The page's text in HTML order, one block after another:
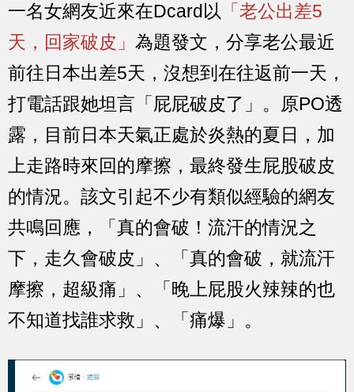
一名女網友近來在Dcard以 「老公出差5
天，回家破皮」 為題發文，分享老公最近
前往日本出差5天，沒想到在往返前一天，
打電話跟她坦言「屁屁破皮了」。原PO透
露，目前日本天氣正處於炎熱的夏日，加
上走路時來回的摩擦，最終發生屁股破皮
的情況。該文引起不少有類似經驗的網友
共鳴回應，「真的會破！流汗的情況之
下，走久會破皮」、「真的會破，就流汗
摩擦，超級痛」、「晚上屁股火辣辣的也
不知道找誰求救」、「痛爆」。